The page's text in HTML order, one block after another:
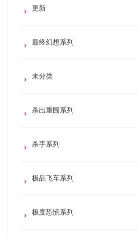
更新
最终幻想系列
未分类
杀出重围系列
杀手系列
极品飞车系列
极度恐慌系列